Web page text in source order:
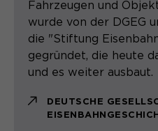
Fahrzeugen und
wurde von der DGEG
die "Stiftung
gegründet, die heute
und es weiter ausbaut.
DEUTSCHE
Zweck
Sie
zu erkennen
offen zu
einem
"hash-Wert")
Laufzeit 13 Monate
Zweck
Dient zur